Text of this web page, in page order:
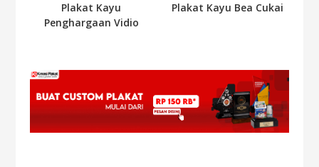
Plakat Kayu
Penghargaan Vidio
Plakat Kayu Bea Cukai